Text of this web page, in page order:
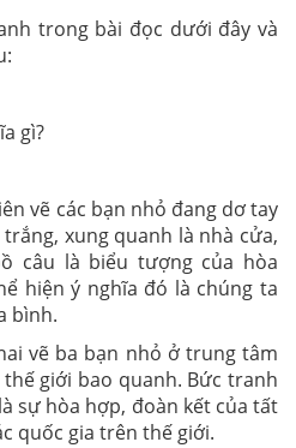
trong bài đọc dưới đây và
gì?
vẽ các bạn nhỏ đang dơ tay
xung quanh là nhà cửa,
câu là biểu tượng của hòa
hiện ý nghĩa đó là chúng ta
bình.
vẽ ba bạn nhỏ ở trung tâm
giới bao quanh. Bức tranh
sự hòa hợp, đoàn kết của tất
quốc gia trên thế giới.